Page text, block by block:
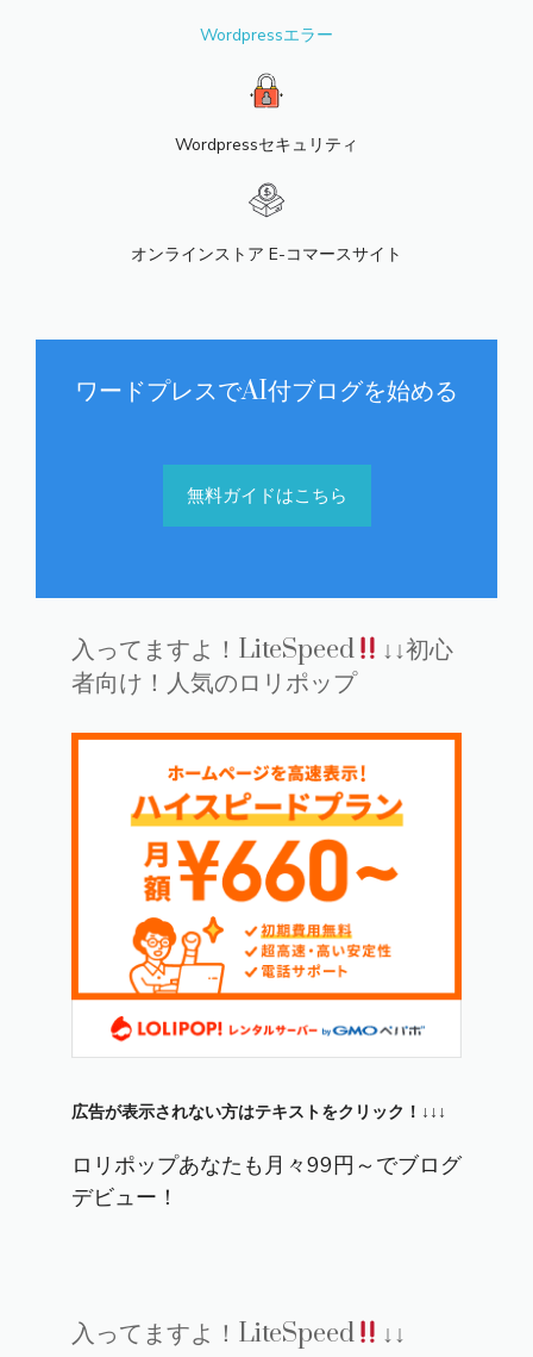
Wordpressエラー
Wordpressセキュリティ
オンラインストア E-コマースサイト
ワードプレスでAI付ブログを始める
無料ガイドはこちら
入ってますよ！LiteSpeed
↓↓初心
者向け！人気のロリポップ
広告が表示されない方はテキストをクリック！↓↓↓
ロリポップあなたも月々99円～でブログ
デビュー！
入ってますよ！LiteSpeed ↓↓